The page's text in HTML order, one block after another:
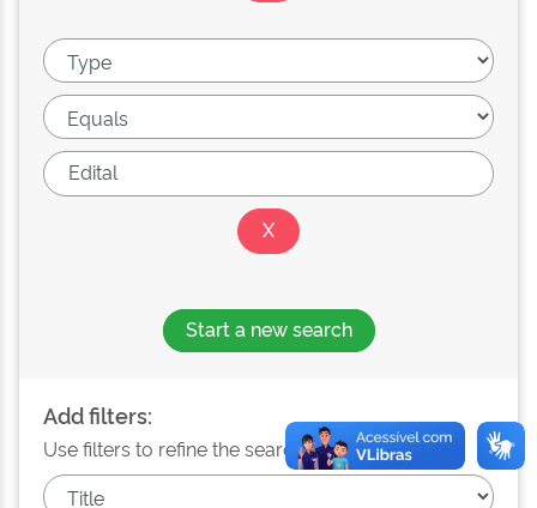
Start a new search
Add filters:
Use filters to refine the search results.